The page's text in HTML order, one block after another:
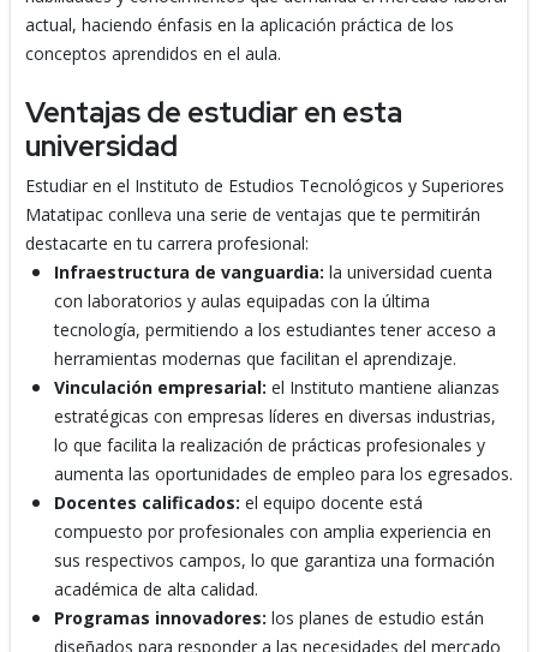
actual, haciendo énfasis en la aplicación práctica de los
conceptos aprendidos en el aula.
Ventajas de estudiar en esta
universidad
Estudiar en el Instituto de Estudios Tecnológicos y Superiores
Matatipac conlleva una serie de ventajas que te permitirán
destacarte en tu carrera profesional:
Infraestructura de vanguardia: la universidad cuenta
con laboratorios y aulas equipadas con la última
tecnología, permitiendo a los estudiantes tener acceso a
herramientas modernas que facilitan el aprendizaje.
Vinculación empresarial: el Instituto mantiene alianzas
estratégicas con empresas líderes en diversas industrias,
lo que facilita la realización de prácticas profesionales y
aumenta las oportunidades de empleo para los egresados.
Docentes calificados: el equipo docente está
compuesto por profesionales con amplia experiencia en
sus respectivos campos, lo que garantiza una formación
académica de alta calidad.
Programas innovadores: los planes de estudio están
diseñados para responder a las necesidades del mercado